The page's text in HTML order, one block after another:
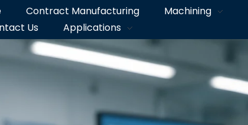
Contract Manufacturing Machining
Us
Applications